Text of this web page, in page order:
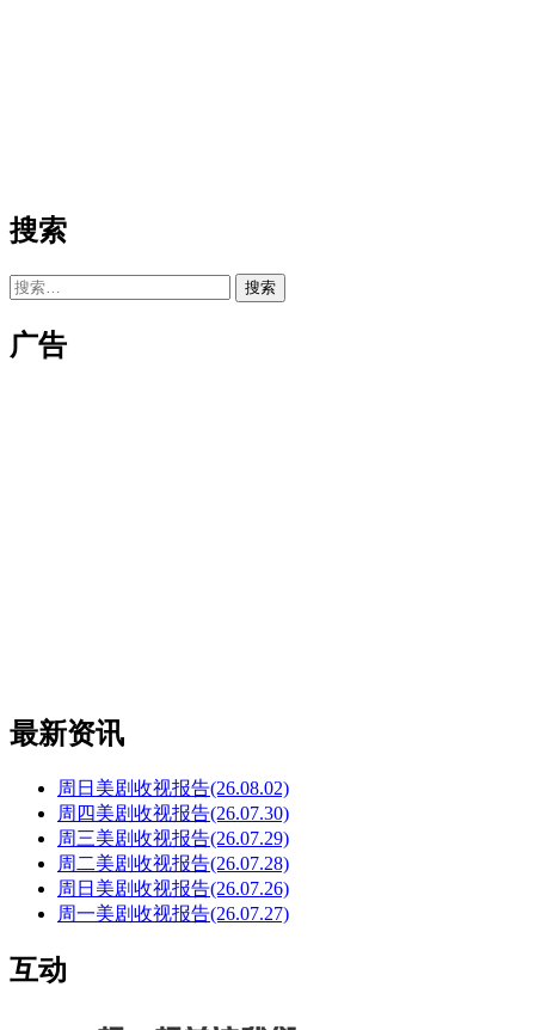
搜索
搜
广告
最新资讯
周日美剧收视报告(26.08.02)
周四美剧收视报告(26.07.30)
周三美剧收视报告(26.07.29)
周二美剧收视报告(26.07.28)
周日美剧收视报告(26.07.26)
周一美剧收视报告(26.07.27)
互动